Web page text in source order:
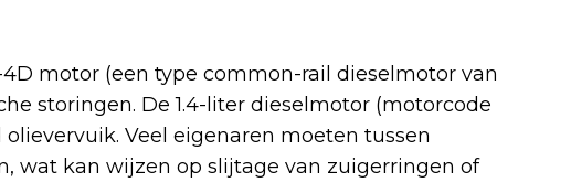
motor (een type common-rail dieselmotor van
storingen. De 1.4-liter dieselmotor (motorcode
Veel eigenaren moeten tussen
wat kan wijzen op slijtage van zuigerringen of